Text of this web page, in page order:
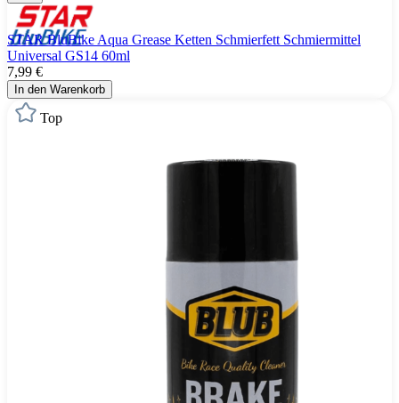
STAR BluBike Aqua Grease Ketten Schmierfett Schmiermittel
Universal GS14 60ml
7,99 €
In den Warenkorb
Top